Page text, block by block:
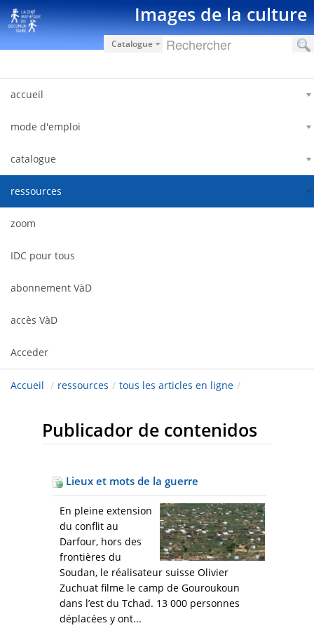
Saltar al contenido Images de la culture
Catalogue
accueil
mode d'emploi
catalogue
ressources
zoom
IDC pour tous
abonnement VàD
accès VàD
Acceder
Accueil / ressources / tous les articles en ligne /
Publicador de contenidos
Lieux et mots de la guerre
En pleine extension
du conflit au
Darfour, hors des
frontières du
Soudan, le réalisateur suisse Olivier
Zuchuat filme le camp de Gouroukoun
dans l’est du Tchad. 13 000 personnes
déplacées y ont...